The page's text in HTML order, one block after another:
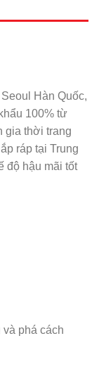
Hàn Quốc,
100% từ
gia thời trang
ráp tại Trung
độ hậu mãi tốt
phá cách